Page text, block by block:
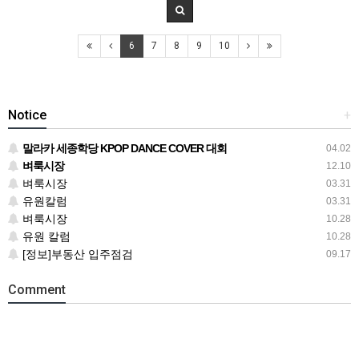
6 7 8 9 10
+
Notice
04.02
말라카 세종학당 KPOP DANCE COVER 대회
12.10
벼룩시장
03.31
벼룩시장
03.31
유원칼럼
10.28
벼룩시장
10.28
유원 칼럼
09.17
[정보]부동산 입주점검
Comment